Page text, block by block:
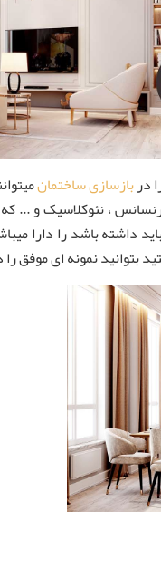
دربازسازی ساختمان
، نئوکلاسیک و
باشد را دارا
بتوانید نمونه ای موفق